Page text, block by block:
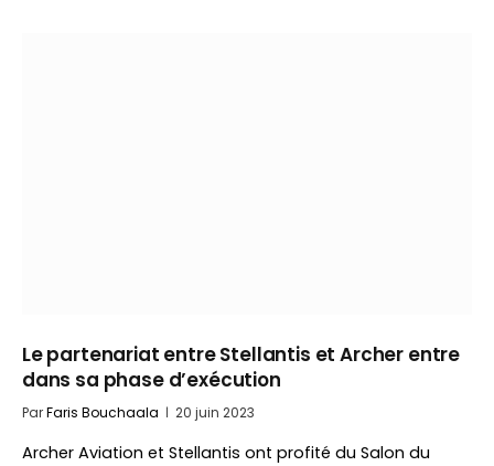
Le partenariat entre Stellantis et Archer entre
dans sa phase d’exécution
ParFaris Bouchaala 20 juin 2023
Archer Aviation et Stellantis ont profité du Salon du